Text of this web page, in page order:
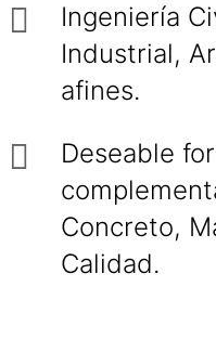
Ingeniería
Industrial,
afines.
Deseable
Concreto,
Calidad.